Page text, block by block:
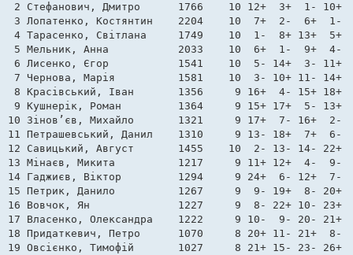
2 Стефанович, Дмитро      1766    10 12+  3+  1-
3 Лопатенко, Костянтин    2204    10  7+  2-  6+
4 Тарасенко, Світлана     1749    10  1-  8+ 13+
5 Мельник, Анна           2033    10  6+  1-  9+  4-
6 Лисенко, Єгор           1541    10  5- 14+  3-
7 Чернова, Марія          1581    10  3- 10+ 11-
8 Красівський, Іван       1356     9 16+  4- 15+
9 Кушнерік, Роман         1364     9 15+ 17+  5-
10 Зінов’єв, Михайло       1321     9 17+  7- 16+
11 Петрашевський, Данил    1310     9 13- 18+  7+
12 Савицький, Август       1455    10  2- 13- 14-
13 Мінаєв, Микита          1217     9 11+ 12+  4-
14 Гаджиєв, Віктор         1294     9 24+  6- 12+
15 Петрик, Данило          1267     9  9- 19+  8-
16 Вовчок, Ян              1227     9  8- 22+ 10- 23+
17 Власенко, Олександра    1222     9 10-  9- 20-
18 Придаткевич, Петро      1070     8 20+ 11- 21+
19 Овсієнко, Тимофій       1027     8 21+ 15- 23-